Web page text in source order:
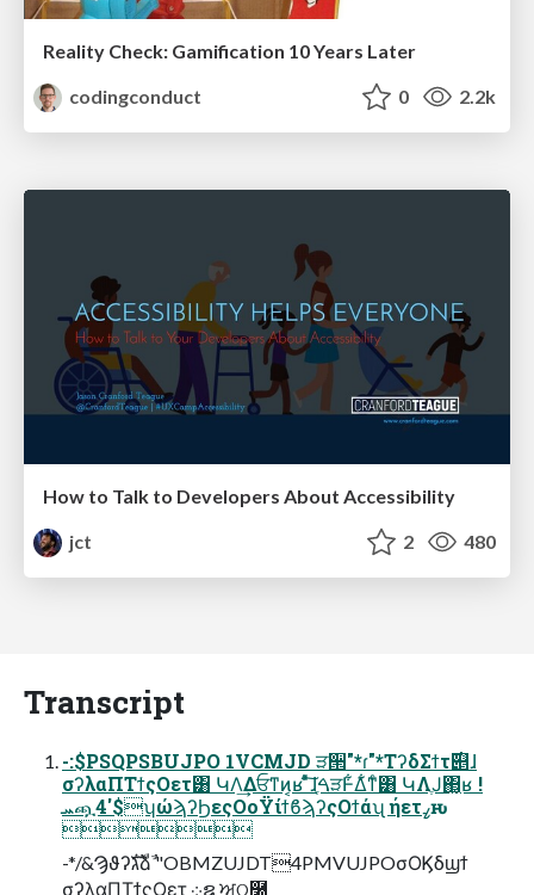
Reality Check: Gamification 10 Years Later
codingconduct
0 2.2k
How to Talk to Developers About Accessibility
jct
2 480
Transcript
-:$PSQPSBUJPO 1VCMJD ੜ੒"*ɾ"*ΤʔδΣϯτ࣌୅ɺ
σʔλαΠΤϯςΟετ͸ ԿΛ͢Δਓͳͷ͔ʁ ͦͯ͠ɺࠓֶੜͰ͋Δ͋ͳͨ͸ ԿΛֶͿ΂͖͔ʁ !
ܚጯ4'$ʮώϡʔϦεςΟοΫίϯϐϡʔςΟϯάʯ ήετߨԋ

-*/&Ϡϑʔגࣜձࣾ "OBMZUJDT4PMVUJPOσΟϏδϣϯ
σʔλαΠΤϯςΟετ ܀ຊ ਅଠ࿠